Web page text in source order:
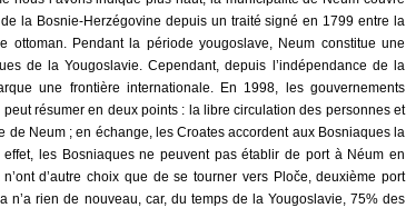
la Bosnie-Herzégovine depuis un traité signé en 1799 entre la
ottoman. Pendant la période yougoslave, Neum constitue une
de la Yougoslavie. Cependant, depuis l’indépendance de la
une frontière internationale. En 1998, les gouvernements
résumer en deux points : la libre circulation des personnes et
de Neum ; en échange, les Croates accordent aux Bosniaques la
les Bosniaques ne peuvent pas établir de port à Néum en
d’autre choix que de se tourner vers Ploče, deuxième port
n’a rien de nouveau, car, du temps de la Yougoslavie, 75% des